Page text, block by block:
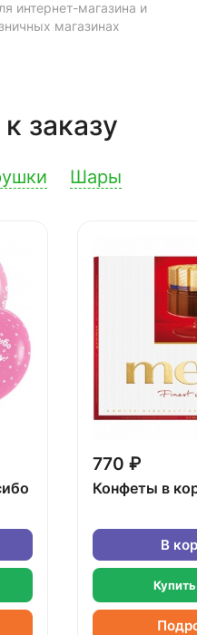
интернет-магазина и
магазинах
заказу
Шары
770 ₽
Конфеты в
В